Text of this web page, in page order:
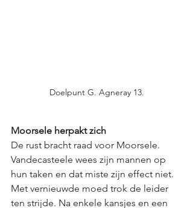
Doelpunt G. Agneray 13.
Moorsele herpakt zich
De rust bracht raad voor Moorsele.
Vandecasteele wees zijn mannen op
hun taken en dat miste zijn effect niet.
Met vernieuwde moed trok de leider
ten strijde. Na enkele kansjes en een